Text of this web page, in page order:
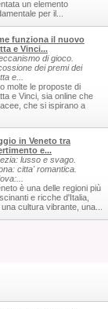
un elemento
per il...
funziona il nuovo
e Vinci...
di gioco.
dei premi dei
e...
molte le proposte di
e Vinci, sia online che
che si ispirano a
in Veneto tra
e...
lusso e svago.
citta' romantica.
è una delle regioni più
e ricche d'Italia,
cultura vibrante, una...